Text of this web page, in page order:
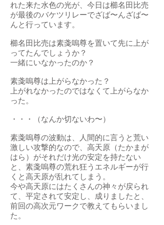
れた来た水色の光が、今日は櫛名田比売
が最後のバケツリレーでざば〜んざば〜
んと行っています。
櫛名田比売は素戔嗚尊を置いて先に上が
ってたんでしょうか？
一緒にいなかったのか？
素戔嗚尊は上がらなかった？
上がれなかったのではなくて上がらなか
った。
・・・（なんか切ないわ〜）
素戔嗚尊の波動は、人間的に言うと荒い
激しい攻撃的なので、高天原（たかまが
はら）がそれだけ光の安定を持たない
と、素戔嗚尊の荒れ狂うエネルギーが行
くと高天原が乱れてしまう。
今や高天原にはたくさんの神々が戻られ
て、平定されて安定し、成りましたと、
前回の高次元ワークで教えてもらいまし
た。